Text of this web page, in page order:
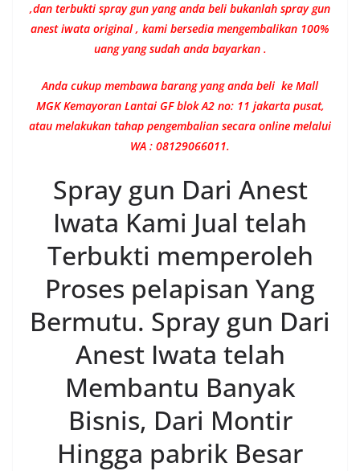
,dan terbukti spray gun yang anda beli bukanlah spray gun
anest iwata original , kami bersedia mengembalikan 100%
uang yang sudah anda bayarkan .
Anda cukup membawa barang yang anda beli ke Mall
MGK Kemayoran Lantai GF blok A2 no: 11 jakarta pusat,
atau melakukan tahap pengembalian secara online melalui
WA : 08129066011.
Spray gun Dari Anest
Iwata Kami Jual telah
Terbukti memperoleh
Proses pelapisan Yang
Bermutu. Spray gun Dari
Anest Iwata telah
Membantu Banyak
Bisnis, Dari Montir
Hingga pabrik Besar